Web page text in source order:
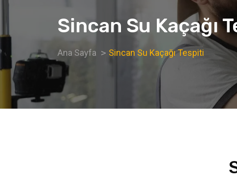
Sincan Su Kaçağı
Ana Sayfa Sincan Su Kaçağı Tespiti